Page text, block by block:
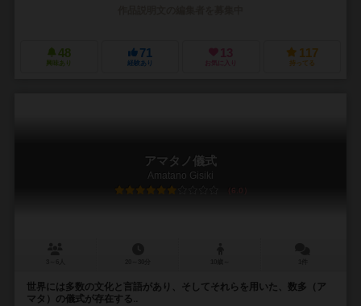
48
興味あり
71
経験あり
13
お気に入り
117
持ってる
アマタノ儀式
Amatano Gisiki
6.0
世界には多数の文化と言語があり、そしてそれらを用いた、数多（ア
マタ）の儀式が存在する‥